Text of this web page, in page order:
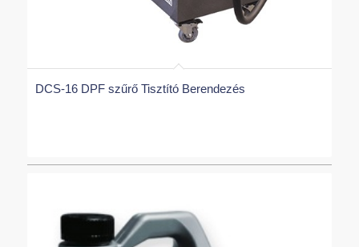
DCS-16 DPF szűrő Tisztító Berendezés